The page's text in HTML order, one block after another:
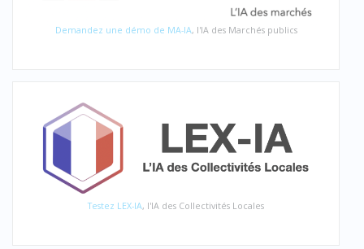
Demandez une démo de MA-IA, l'IA des Marchés publics
Testez LEX-IA, l'IA des Collectivités Locales